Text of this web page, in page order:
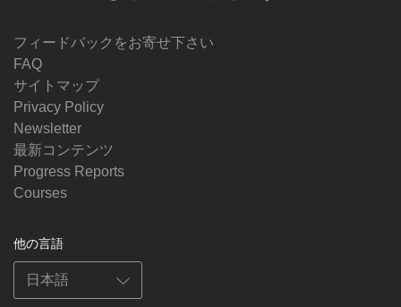
フィードバックをお寄せ下さい
FAQ
サイトマップ
Privacy Policy
Newsletter
最新コンテンツ
Progress Reports
Courses
他の言語